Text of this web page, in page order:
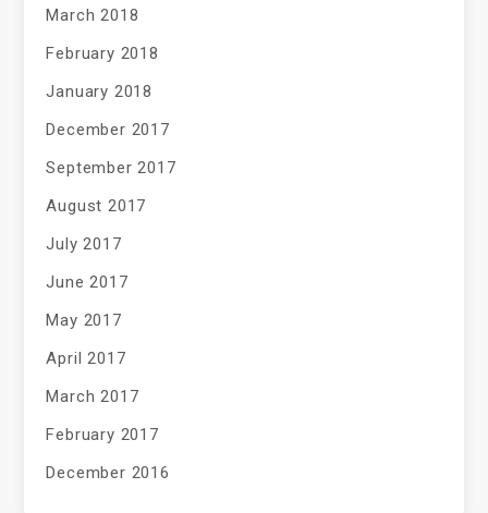
March 2018
February 2018
January 2018
December 2017
September 2017
August 2017
July 2017
June 2017
May 2017
April 2017
March 2017
February 2017
December 2016